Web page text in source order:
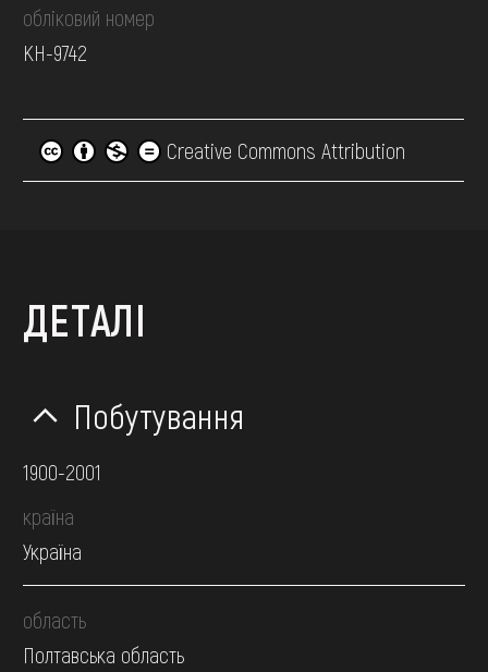
обліковий номер
КН-9742
Creative Commons Attribution
ДЕТАЛІ
Побутування
1900-2001
країна
Україна
область
Полтавська область